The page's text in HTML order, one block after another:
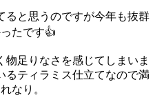
ると思うのですが今年も抜群
たです👍
足りなさを感じてしまいま
るティラミス仕立てなので満
なり。